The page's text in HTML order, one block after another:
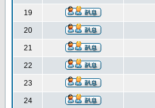
19
20
21
22
23
24